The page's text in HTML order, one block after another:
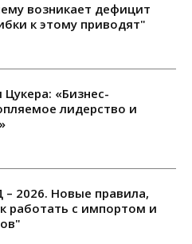
возникает дефицит
к этому приводят"
«Бизнес-
лидерство и
2026. Новые правила,
работать с импортом и